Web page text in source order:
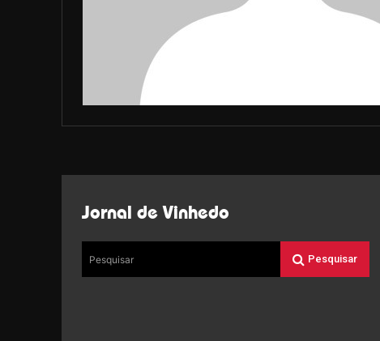
Jornal de Vinhedo
Pesquisar Pesquisar